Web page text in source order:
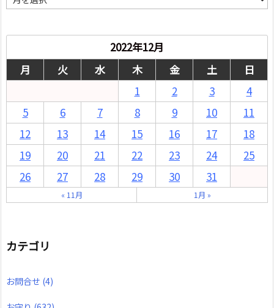
別
2022年12月
月
火 水 木 金 土
日
1
2 3
4
5
6 7 8 9 10
11
12
13 14 15 16 17
18
19
20 21 22 23 24
25
26
27 28 29 30 31
« 11月 1月 »
カテゴリ
お問合せ (4)